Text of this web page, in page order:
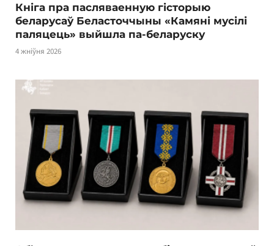
Кніга пра пасляваенную гісторыю
беларусаў Беласточчыны «Камяні мусілі
паляцець» выйшла па-беларуску
4 жніўня 2026